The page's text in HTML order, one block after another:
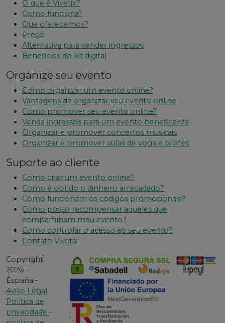
O que é Vivetix?
Como funciona?
Que oferecemos?
Preço
Alternativa para vender ingressos
Benefícios do kit digital
Organize seu evento
Como organizar um evento online?
Vantagens de organizar seu evento online
Como promover seu evento online?
Venda ingressos para um evento beneficente
Organizar e promover concertos musicais
Organizar e promover aulas de yoga e pilates
Suporte ao cliente
Como criar um evento online?
Como é obtido o dinheiro arrecadado?
Como funcionam os códigos promocionais?
Como posso recompensar aqueles que
compartilham meu evento?
Como controlar o acesso ao seu evento?
Contato Vivetix
Copyright
2026 -
España -
Aviso Legal -
Política de
privacidade -